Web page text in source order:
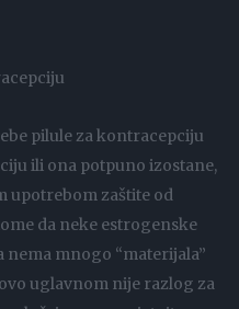
pilule za kontracepciju
ili ona potpuno izostane,
upotrebom zaštite od
da neke estrogenske
mnogo “materijala”
uglavnom nije razlog za